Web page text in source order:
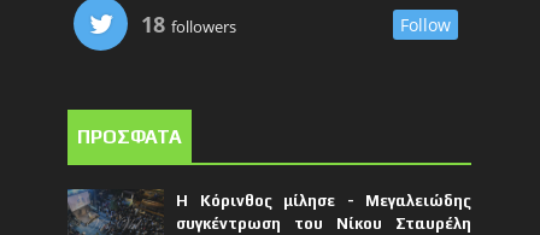
18 followers Follow
ΠΡΟΣΦΑΤΑ
Η Κόρινθος μίλησε - Μεγαλειώδης
συγκέντρωση του Νίκου Σταυρέλη